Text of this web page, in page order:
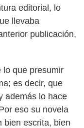
editorial, lo
llevaba
publicación,
lo que presumir
es decir, que
además lo hace
eso su novela
bien escrita, bien